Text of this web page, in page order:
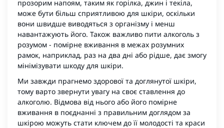
прозорим напоям, таким як горілка, джин і текіла,
може бути більш сприятливою для шкіри, оскільки
вони швидше виводяться з організму і менш
навантажують його. Також важливо пити алкоголь з
розумом - помірне вживання в межах розумних
рамок, наприклад, раз на два дні або рідше, дає змогу
мінімізувати шкоду для шкіри.
Ми завжди прагнемо здорової та доглянутої шкіри,
тому варто звернути увагу на своє ставлення до
алкоголю. Відмова від нього або його помірне
вживання в поєднанні з правильним доглядом за
шкірою можуть стати ключем до її молодості та краси